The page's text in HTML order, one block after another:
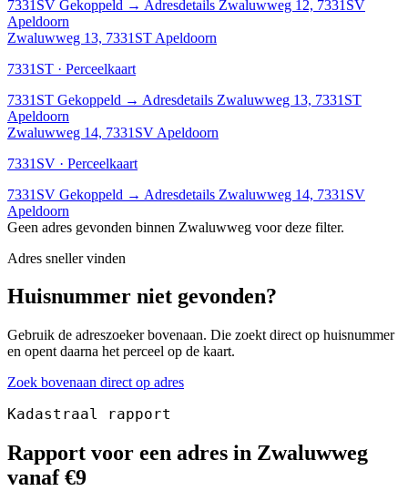
7331SV Gekoppeld → Adresdetails Zwaluwweg 12, 7331SV
Apeldoorn
Zwaluwweg 13, 7331ST Apeldoorn
7331ST · Perceelkaart
7331ST Gekoppeld → Adresdetails Zwaluwweg 13, 7331ST
Apeldoorn
Zwaluwweg 14, 7331SV Apeldoorn
7331SV · Perceelkaart
7331SV Gekoppeld → Adresdetails Zwaluwweg 14, 7331SV
Apeldoorn
Geen adres gevonden binnen Zwaluwweg voor deze filter.
Adres sneller vinden
Huisnummer niet gevonden?
Gebruik de adreszoeker bovenaan. Die zoekt direct op huisnummer
en opent daarna het perceel op de kaart.
Zoek bovenaan direct op adres
Kadastraal rapport
Rapport voor een adres in Zwaluwweg
vanaf €9